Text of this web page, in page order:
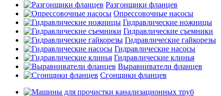
Разгонщики фланцев
Опрессовочные насосы
Гидравлические ножницы
Гидравлические съемники
Гидравлические гайкорезы
Гидравлические насосы
Гидравлические клинья
Выравниватели фланцев
Сгонщики фланцев